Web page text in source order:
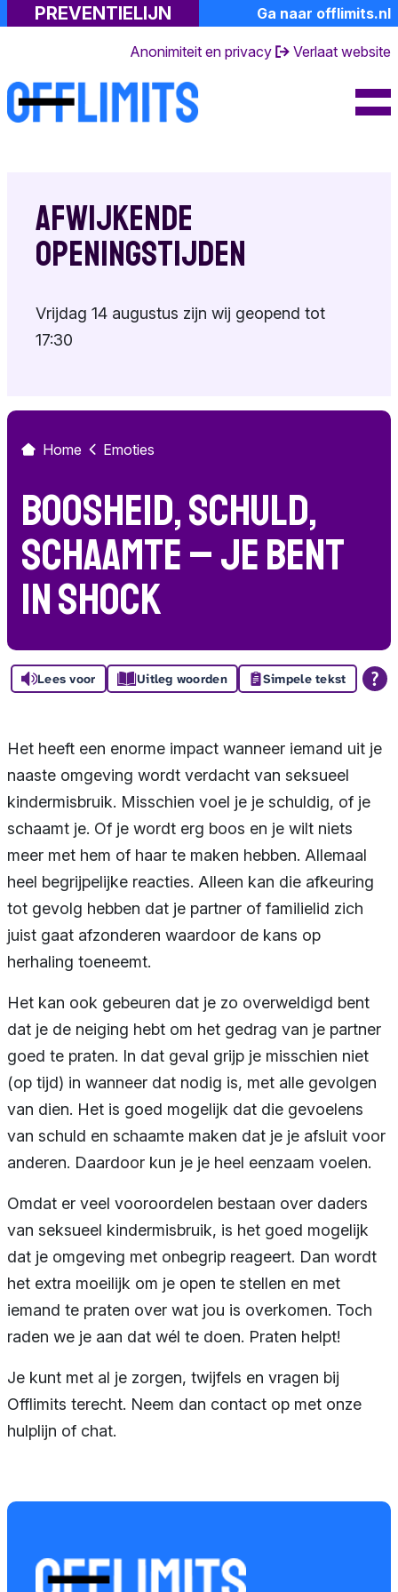
PREVENTIELIJN Ga naar offlimits.nl
Anonimiteit en privacy Verlaat website
Kindermisbruik
Toolkit
Lotgenoten
De gevolgen
Emoties
Samen praten
Toolkit
Professionals
Gespreksvoering
Risicosignalen
hulp
Suïciderisico
Eigen emoties
Toolkit
Meer informatie
FAQ's
partner
Ervaringsverhalen
Terminologie
Over ons
openingstijden
Over de
preventielijn
Andere
Afwijkende
openingstijden
Vrijdag 14 augustus zijn wij geopend tot
17:30
Home Emoties
Boosheid, schuld,
schaamte – je bent
in shock
Lees voor Uitleg woorden Simpele tekst
Het heeft een enorme impact wanneer iemand uit je
naaste omgeving wordt verdacht van seksueel
kindermisbruik. Misschien voel je je schuldig, of je
schaamt je. Of je wordt erg boos en je wilt niets
meer met hem of haar te maken hebben. Allemaal
heel begrijpelijke reacties. Alleen kan die afkeuring
tot gevolg hebben dat je partner of familielid zich
juist gaat afzonderen waardoor de kans op
herhaling toeneemt.
Het kan ook gebeuren dat je zo overweldigd bent
dat je de neiging hebt om het gedrag van je partner
goed te praten. In dat geval grijp je misschien niet
(op tijd) in wanneer dat nodig is, met alle gevolgen
van dien. Het is goed mogelijk dat die gevoelens
van schuld en schaamte maken dat je je afsluit voor
anderen. Daardoor kun je je heel eenzaam voelen.
Omdat er veel vooroordelen bestaan over daders
van seksueel kindermisbruik, is het goed mogelijk
dat je omgeving met onbegrip reageert. Dan wordt
het extra moeilijk om je open te stellen en met
iemand te praten over wat jou is overkomen. Toch
raden we je aan dat wél te doen. Praten helpt!
Je kunt met al je zorgen, twijfels en vragen bij
Offlimits terecht. Neem dan contact op met onze
hulplijn of chat.